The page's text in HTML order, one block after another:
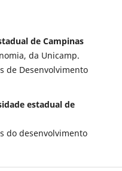
de Campinas
da Unicamp.
de Desenvolvimento
estadual de
do desenvolvimento